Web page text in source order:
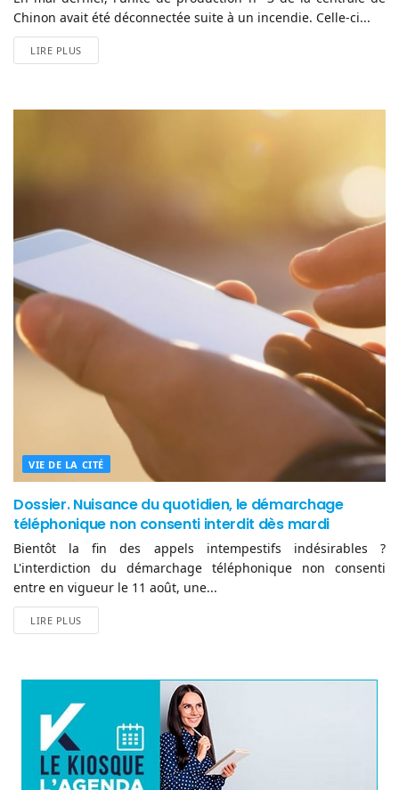
Chinon avait été déconnectée suite à un incendie. Celle-ci...
LIRE PLUS
VIE DE LA CITÉ
Dossier. Nuisance du quotidien, le démarchage
téléphonique non consenti interdit dès mardi
Bientôt la fin des appels intempestifs indésirables ?
L'interdiction du démarchage téléphonique non consenti
entre en vigueur le 11 août, une...
LIRE PLUS